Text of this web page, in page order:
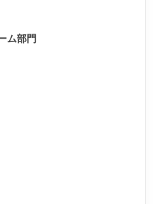
ム部門